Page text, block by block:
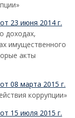
23 июня 2014 г.
доходах,
имущественного
акты
08 марта 2015 г.
коррупции»
15 июля 2015 г.